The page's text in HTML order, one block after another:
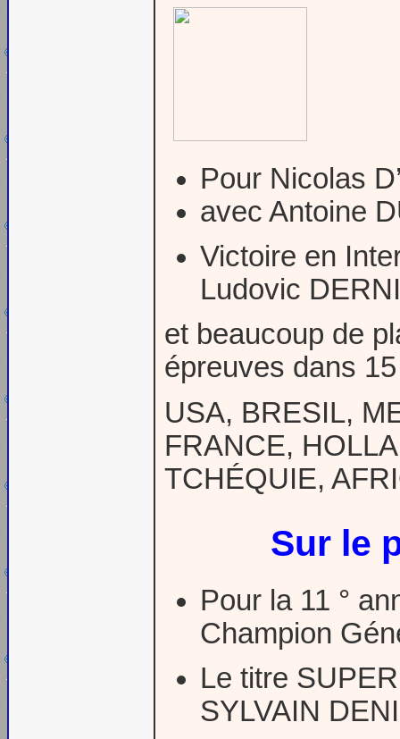
Pour Nicolas
avec Antoine
Victoire en
Ludovic
et beaucoup de
épreuves dans
USA, BRESIL,
FRANCE,
TCHÉQUIE,
Sur le
Pour la 11 °
Champion
Le titre
SYLVAIN